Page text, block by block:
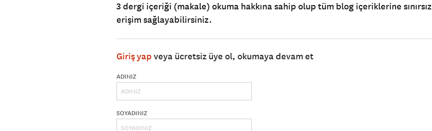
3 dergi içeriği (makale) okuma hakkına sahip olup tüm blog içeriklerine sınırsız
erişim sağlayabilirsiniz.
Giriş yap veya ücretsiz üye ol, okumaya devam et
ADINIZ
SOYADINIZ